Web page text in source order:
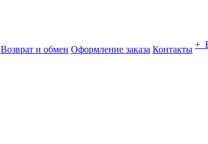
Возврат и обмен Оформление заказа Контакты +